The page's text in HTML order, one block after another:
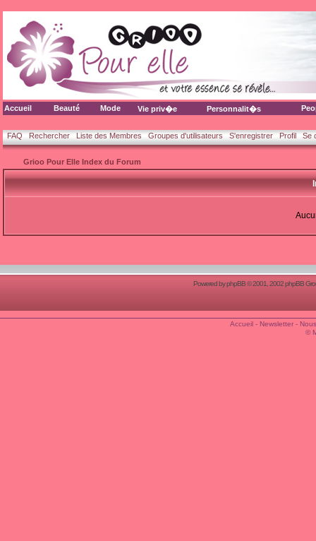
Accueil Beauté Mode Vie priv�e Personnalit�s
FAQ Rechercher Liste des Membres Groupes d'utilisateurs S'enregistrer Profil Se
Grioo Pour Elle Index du Forum
Powered byphpBB© 2001, 2002 phpBB
Accueil- Newsletter-
©